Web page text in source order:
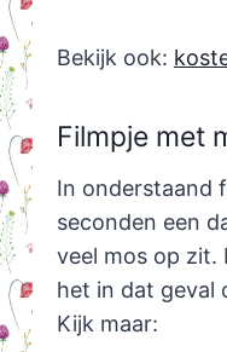
Bekijk ook:
Filmpje met
In onderstaand
seconden een
veel mos op zit.
het in dat geval
Kijk maar: